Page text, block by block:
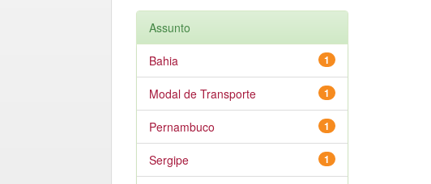
Assunto
1
Bahia
1
Modal de Transporte
1
Pernambuco
1
Sergipe